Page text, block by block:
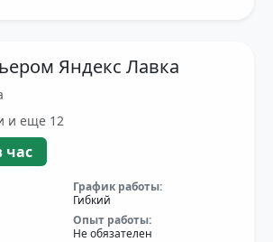
Яндекс Лавка
и еще 12
час
График работы:
Гибкий
Опыт работы:
Не обязателен